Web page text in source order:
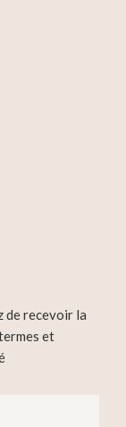
de recevoir la
et